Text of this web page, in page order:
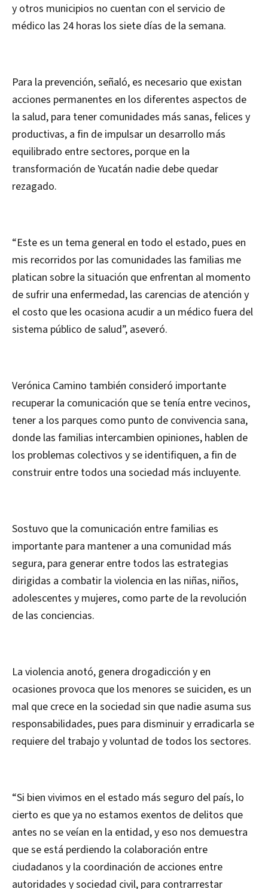
y otros municipios no cuentan con el servicio de
médico las 24 horas los siete días de la semana.
Para la prevención, señaló, es necesario que existan
acciones permanentes en los diferentes aspectos de
la salud, para tener comunidades más sanas, felices y
productivas, a fin de impulsar un desarrollo más
equilibrado entre sectores, porque en la
transformación de Yucatán nadie debe quedar
rezagado.
“Este es un tema general en todo el estado, pues en
mis recorridos por las comunidades las familias me
platican sobre la situación que enfrentan al momento
de sufrir una enfermedad, las carencias de atención y
el costo que les ocasiona acudir a un médico fuera del
sistema público de salud”, aseveró.
Verónica Camino también consideró importante
recuperar la comunicación que se tenía entre vecinos,
tener a los parques como punto de convivencia sana,
donde las familias intercambien opiniones, hablen de
los problemas colectivos y se identifiquen, a fin de
construir entre todos una sociedad más incluyente.
Sostuvo que la comunicación entre familias es
importante para mantener a una comunidad más
segura, para generar entre todos las estrategias
dirigidas a combatir la violencia en las niñas, niños,
adolescentes y mujeres, como parte de la revolución
de las conciencias.
La violencia anotó, genera drogadicción y en
ocasiones provoca que los menores se suiciden, es un
mal que crece en la sociedad sin que nadie asuma sus
responsabilidades, pues para disminuir y erradicarla se
requiere del trabajo y voluntad de todos los sectores.
“Si bien vivimos en el estado más seguro del país, lo
cierto es que ya no estamos exentos de delitos que
antes no se veían en la entidad, y eso nos demuestra
que se está perdiendo la colaboración entre
ciudadanos y la coordinación de acciones entre
autoridades y sociedad civil, para contrarrestar